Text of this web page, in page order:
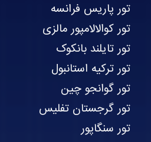
تور پاریس فرانسه
تور کوالالامپور مالزی
تور تایلند بانکوک
تور ترکیه استانبول
تور گوانجو چین
تور گرجستان تفلیس
تور سنگاپور